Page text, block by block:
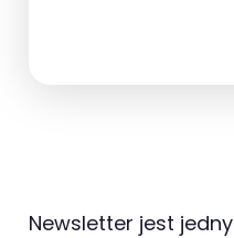
Newsletter jest